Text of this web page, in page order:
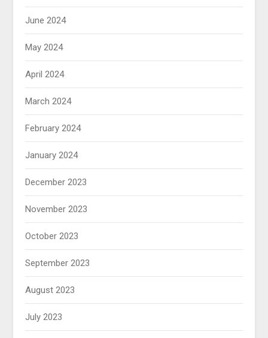
June 2024
May 2024
April 2024
March 2024
February 2024
January 2024
December 2023
November 2023
October 2023
September 2023
August 2023
July 2023